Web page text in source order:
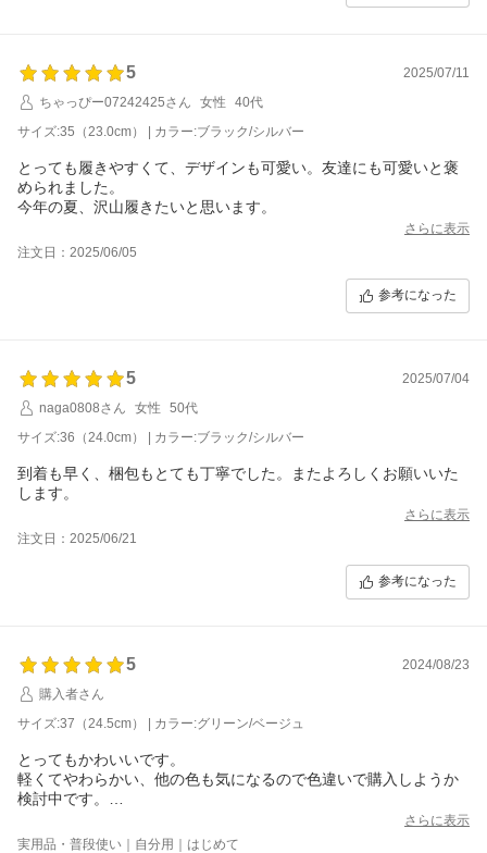
5
2025/07/11
ちゃっぴー07242425さん
女性
40代
サイズ:35（23.0cm） | カラー:ブラック/シルバー
とっても履きやすくて、デザインも可愛い。友達にも可愛いと褒
められました。
今年の夏、沢山履きたいと思います。
さらに表示
注文日：2025/06/05
参考になった
5
2025/07/04
naga0808さん
女性
50代
サイズ:36（24.0cm） | カラー:ブラック/シルバー
到着も早く、梱包もとても丁寧でした。またよろしくお願いいた
します。
さらに表示
注文日：2025/06/21
参考になった
5
2024/08/23
購入者さん
サイズ:37（24.5cm） | カラー:グリーン/ベージュ
とってもかわいいです。
軽くてやわらかい、他の色も気になるので色違いで購入しようか
検討中です。
さらに表示
実用品・普段使い｜自分用｜はじめて